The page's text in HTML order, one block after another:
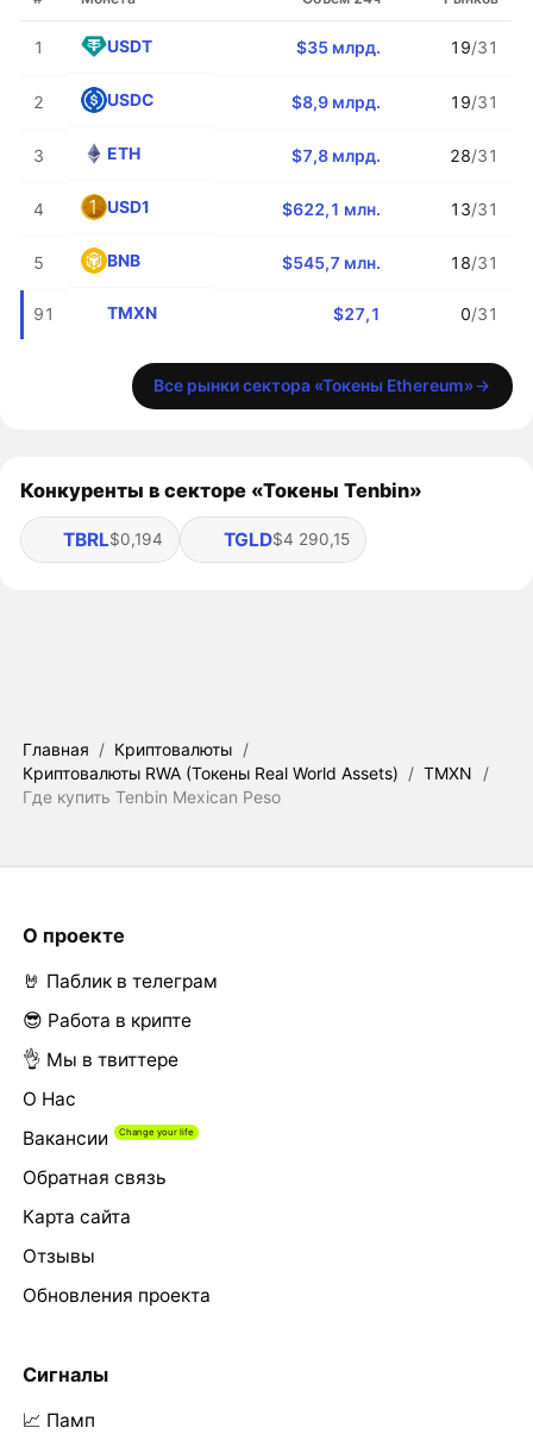
1 USDT $35 млрд. 19/31
2 USDC $8,9 млрд. 19/31
3 ETH $7,8 млрд. 28/31
4 USD1 $622,1 млн. 13/31
5 BNB $545,7 млн. 18/31
91 TMXN $27,1 0/31
Все рынки сектора «Токены Ethereum»
Конкуренты в секторе «Токены Tenbin»
TBRL$0,194 TGLD$4 290,15
Главная / Криптовалюты /
Криптовалюты RWA (Токены Real World Assets) / TMXN
/
Где купить Tenbin Mexican Peso
О проекте
🤘 Паблик в телеграм
😎 Работа в крипте
👌 Мы в твиттере
О Нас
Вакансии
Обратная связь
Карта сайта
Отзывы
Обновления проекта
Сигналы
📈 Памп